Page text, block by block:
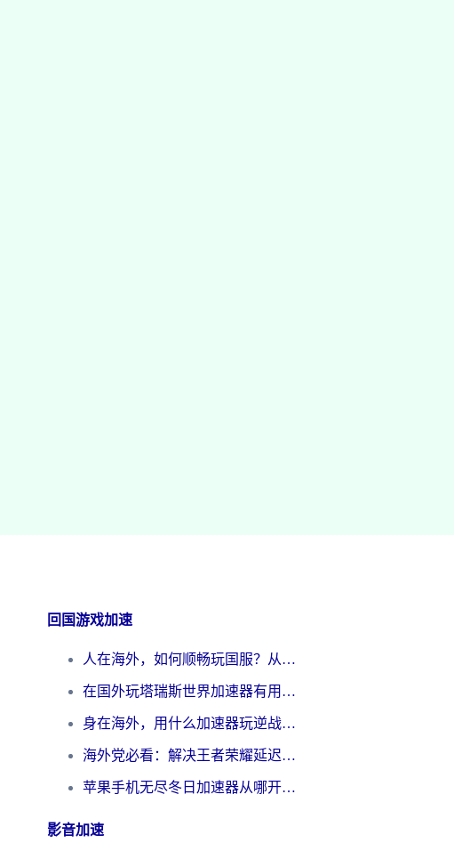
回国游戏加速
人在海外，如何顺畅玩国服？从《王者荣耀》到《云图计划》的加速器终极指南
在国外玩塔瑞斯世界加速器有用吗？海外玩家亲测后的真实答案
身在海外，用什么加速器玩逆战才能告别延迟？
海外党必看：解决王者荣耀延迟的加速器终极指南——从EVE到猫和老鼠，一个工具全搞定
苹果手机无尽冬日加速器从哪开启？海外玩家的冬日生存指南
影音加速